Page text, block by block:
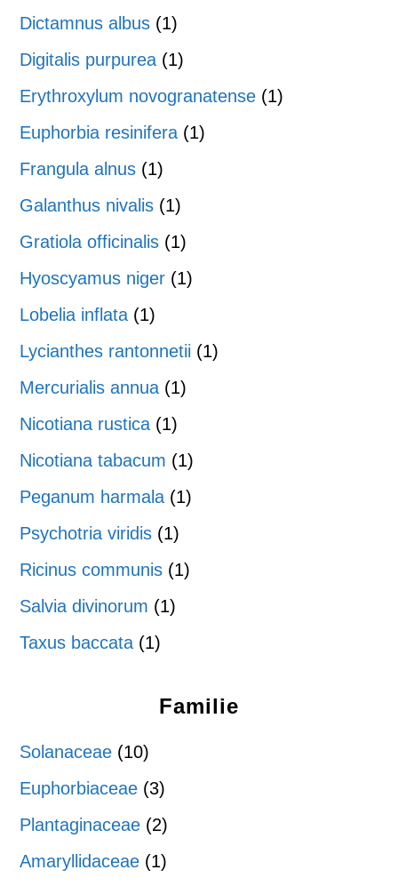
Dictamnus albus (1)
Digitalis purpurea (1)
Erythroxylum novogranatense (1)
Euphorbia resinifera (1)
Frangula alnus (1)
Galanthus nivalis (1)
Gratiola officinalis (1)
Hyoscyamus niger (1)
Lobelia inflata (1)
Lycianthes rantonnetii (1)
Mercurialis annua (1)
Nicotiana rustica (1)
Nicotiana tabacum (1)
Peganum harmala (1)
Psychotria viridis (1)
Ricinus communis (1)
Salvia divinorum (1)
Taxus baccata (1)
Familie
Solanaceae (10)
Euphorbiaceae (3)
Plantaginaceae (2)
Amaryllidaceae (1)